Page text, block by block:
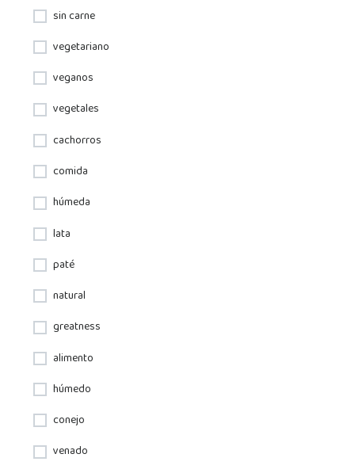
sin carne
vegetariano
veganos
vegetales
cachorros
comida
húmeda
lata
paté
natural
greatness
alimento
húmedo
conejo
venado